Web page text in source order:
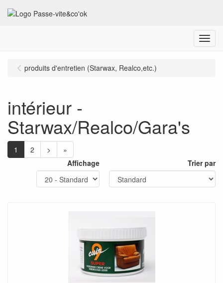
Menu
produits d'entretien (Starwax, Realco,etc.)
intérieur -
Starwax/Realco/Gara's
1 2 >
»
Affichage
Trier par